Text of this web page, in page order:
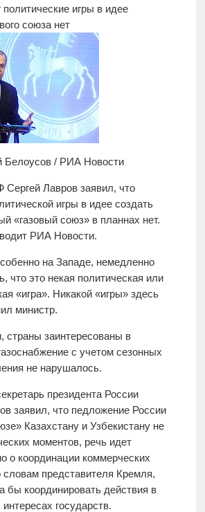
политические игры в идее
союза нет
Белоусов / РИА Новости
Лавров заявил, что
игры в идее создать
«газовый союз» в планнах нет.
РИА Новости.
на Западе, немедленно
что это некая политическая или
«игра». Никакой «игры» здесь
министр.
страны заинтересованы в
с учетом сезонных
не нарушалось.
президента России
заявил, что педложение России
Казахстану и Узбекистану не
моментов, речь идет
о координации коммерческих
словам представителя Кремля,
бы координировать действия в
государств.